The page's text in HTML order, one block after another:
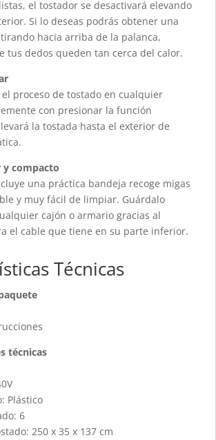
el tostador se desactivará elevando
Si lo deseas podrás obtener una
hacia arriba de la palanca,
tus dedos queden tan cerca del calor.
proceso de tostado en cualquier
con presionar la función
la tostada hasta el exterior de
y compacto
una práctica bandeja recoge migas
y muy fácil de limpiar. Guárdalo
cajón o armario gracias al
el cable que tiene en su parte inferior.
Técnicas
técnicas
Plástico
6
250 x 35 x 137 cm